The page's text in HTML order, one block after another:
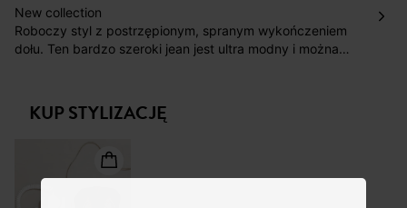
Nowość: Zamówienia dostarczamy w ciągu 4-6 dni
roboczych do wybranego przez Ciebie paczkomatu , a
koszt przesyłki wynosi 9,40 zł.
Pomoc
New collection
Roboczy styl z postrzępionym, spranym wykończeniem
dołu. Ten bardzo szeroki jean jest ultra modny i można
suwak, szlufki, 4 kieszenie. Nogawki z rozprutym dołem
(łatwe do skrócenia). Z bawełną z recyklingu i
KUP STYLIZACJĘ